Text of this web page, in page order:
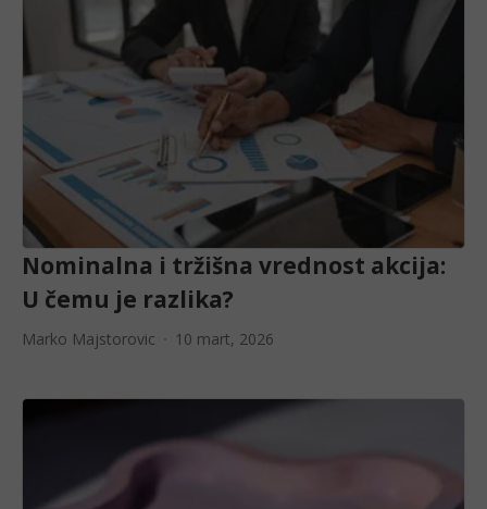
Nominalna i tržišna vrednost akcija:
U čemu je razlika?
Marko Majstorovic 10 mart, 2026